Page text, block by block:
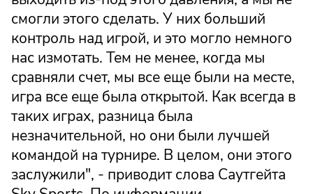
смогли этого сделать. У них больший
контроль над игрой, и это могло немного
нас измотать. Тем не менее, когда мы
сравняли счет, мы все еще были на месте,
игра все еще была открытой. Как всегда в
таких играх, разница была
незначительной, но они были лучшей
командой на турнире. В целом, они этого
заслужили", - приводит слова Саутгейта